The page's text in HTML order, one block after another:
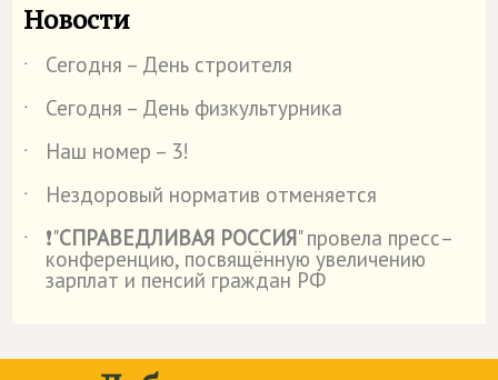
Новости
˙
Сегодня – День строителя
˙
Сегодня – День физкультурника
˙
Наш номер – 3!
˙
Нездоровый норматив отменяется
˙
❗"СПРАВЕДЛИВАЯ РОССИЯ" провела пресс–
конференцию, посвящённую увеличению
зарплат и пенсий граждан РФ